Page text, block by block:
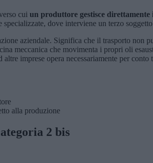
cui un produttore gestisce
dove interviene un terzo
aziendale. Significa che il trasporto non
meccanica che movimenta i propri oli
imprese opera necessariamente per conto
alla produzione
2 bis